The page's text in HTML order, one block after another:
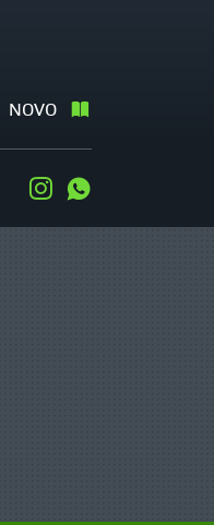
NOVO
Instagram